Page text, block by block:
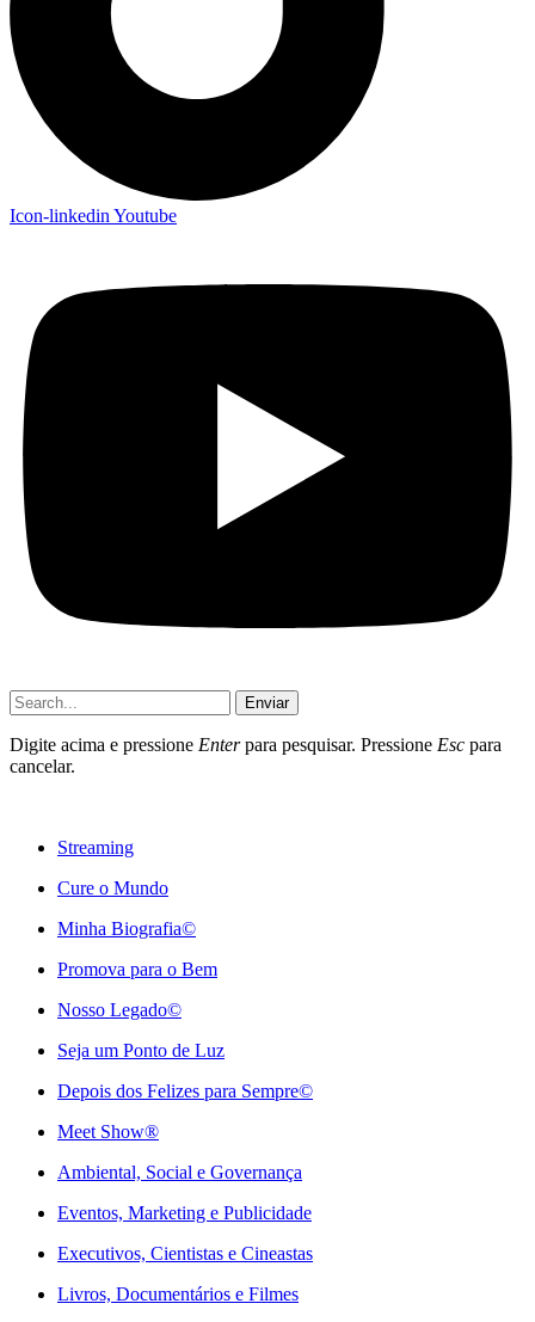
Icon-linkedin Youtube
Enviar
Digite acima e pressione Enterpara pesquisar. Pressione Esc para
cancelar.
Streaming
Cure o Mundo
Minha Biografia©
Promova para o Bem
Nosso Legado©
Seja um Ponto de Luz
Depois dos Felizes para Sempre©️
Meet Show®
Ambiental, Social e Governança
Eventos, Marketing e Publicidade
Executivos, Cientistas e Cineastas
⁠Livros, Documentários e Filmes